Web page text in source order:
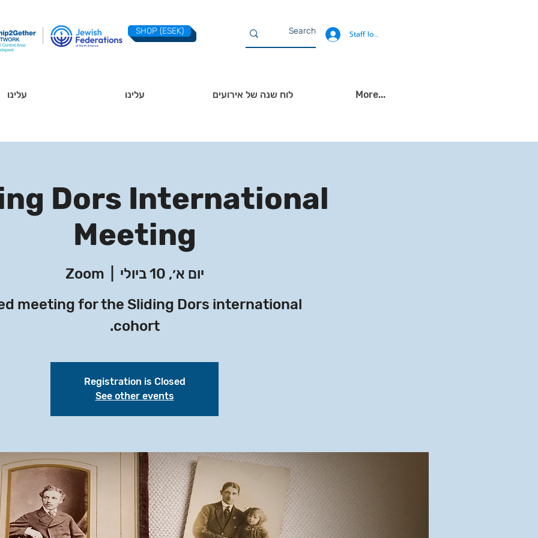
SHOP (ESEK) Staff login
עלינו עלינו לוח שנה של אירועים More...
Dors International
Meeting
יום א׳, 10 ביולי
Zoom
meeting for the Sliding Dors international
cohort.
Registration is Closed
See other events